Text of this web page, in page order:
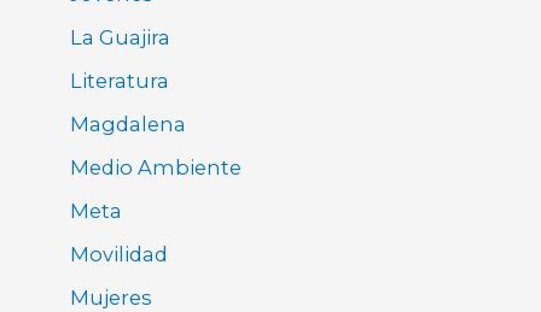
La Guajira
Literatura
Magdalena
Medio Ambiente
Meta
Movilidad
Mujeres